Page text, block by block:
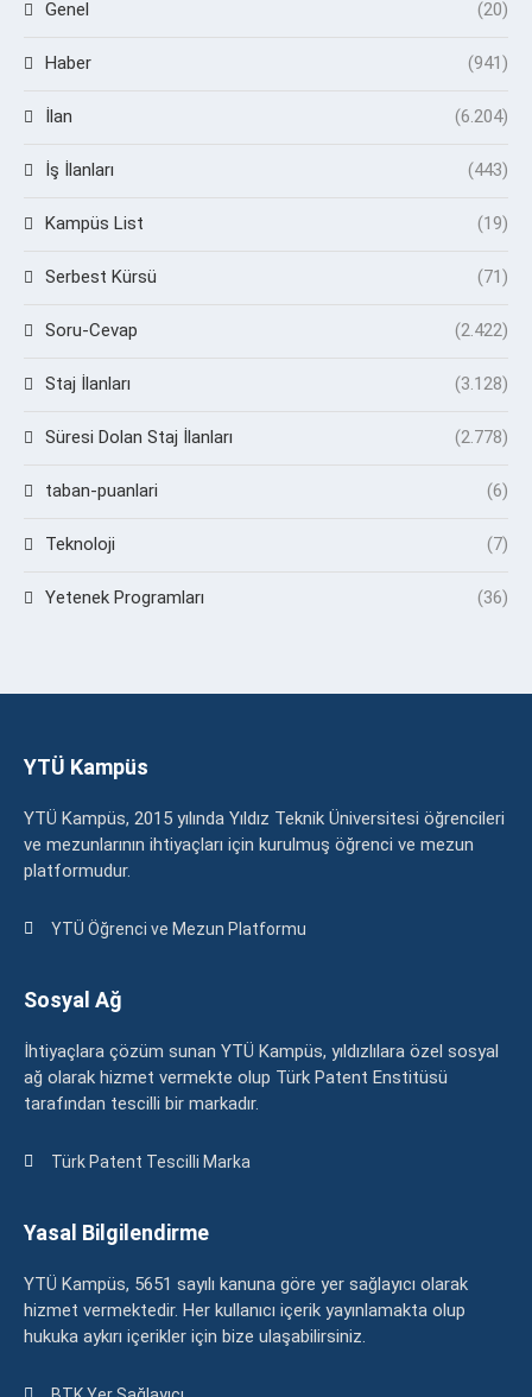
Genel (20)
Haber (941)
İlan (6.204)
İş İlanları (443)
Kampüs List (19)
Serbest Kürsü (71)
Soru-Cevap (2.422)
Staj İlanları (3.128)
Süresi Dolan Staj İlanları (2.778)
taban-puanlari (6)
Teknoloji (7)
Yetenek Programları (36)
YTÜ Kampüs
YTÜ Kampüs, 2015 yılında Yıldız Teknik Üniversitesi öğrencileri
ve mezunlarının ihtiyaçları için kurulmuş öğrenci ve mezun
platformudur.
YTÜ Öğrenci ve Mezun Platformu
Sosyal Ağ
İhtiyaçlara çözüm sunan YTÜ Kampüs, yıldızlılara özel sosyal
ağ olarak hizmet vermekte olup Türk Patent Enstitüsü
tarafından tescilli bir markadır.
Türk Patent Tescilli Marka
Yasal Bilgilendirme
YTÜ Kampüs, 5651 sayılı kanuna göre yer sağlayıcı olarak
hizmet vermektedir. Her kullanıcı içerik yayınlamakta olup
hukuka aykırı içerikler için bize ulaşabilirsiniz.